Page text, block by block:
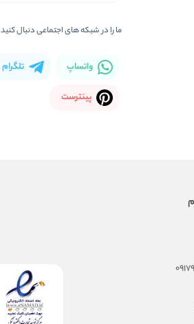
ما را در شبکه های اجتماعی دنبال کنید
واتساپ تلگرام
پینترست